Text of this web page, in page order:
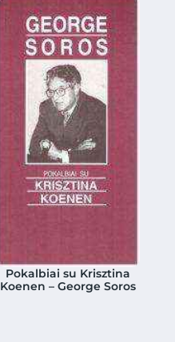
Pokalbiai su Krisztina
Koenen – George Soros